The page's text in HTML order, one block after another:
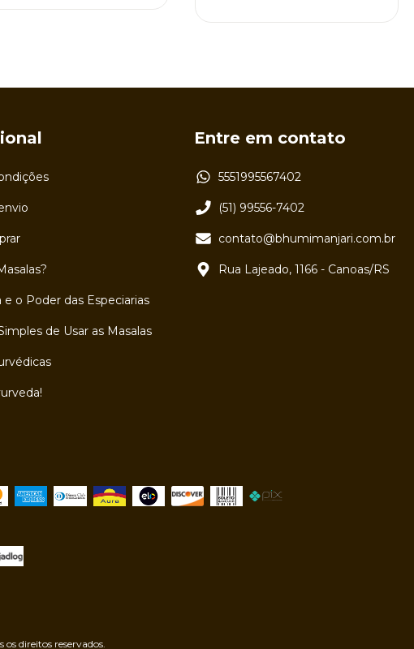
e o Poder das Especiarias
de Usar as Masalas
Entre em contato
5551995567402
(51) 99556-7402
contato@bhumimanjari.com.br
Rua Lajeado, 1166 - Canoas/RS
direitos reservados.